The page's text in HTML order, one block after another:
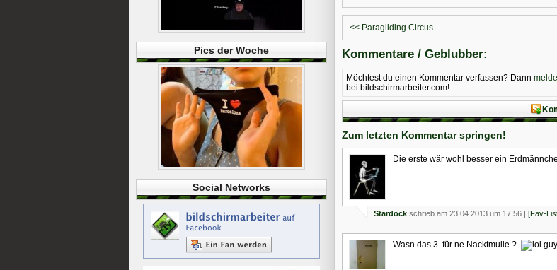
<< Paragliding Circus
Kommentare / Geblubber:
Möchtest du einen Kommentar verfassen? Dann
bei bildschirmarbeiter.com!
Zum letzten Kommentar springen!
Die erste wär wohl besser ein
Stardock schrieb am 23.04.2013 um 17:56 | [Fav-
Wasn das 3. für ne Nacktmulle ?
Pics der Woche
Social Networks